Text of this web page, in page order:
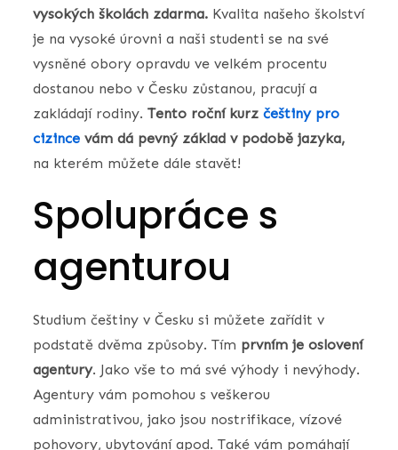
vysokých školách zdarma. Kvalita našeho školství
je na vysoké úrovni a naši studenti se na své
vysněné obory opravdu ve velkém procentu
dostanou nebo v Česku zůstanou, pracují a
zakládají rodiny.Tento roční kurzčeštiny pro
cizince vám dá pevný základ v podobě jazyka,
na kterém můžete dále stavět!
Spolupráce s
agenturou
Studium češtiny v Česku si můžete zařídit v
podstatě dvěma způsoby. Tím prvním je oslovení
agentury. Jako vše to má své výhody i nevýhody.
Agentury vám pomohou s veškerou
administrativou, jako jsou nostrifikace, vízové
pohovory, ubytování apod. Také vám pomáhají